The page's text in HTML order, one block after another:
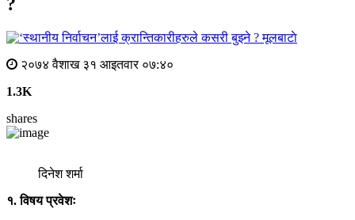
?
मूलबाटाे
२०७४ वैशाख ३१ आइतवार ०७:४०
1.3K
shares
दिनेश शर्मा
१. विषय प्रवेशः